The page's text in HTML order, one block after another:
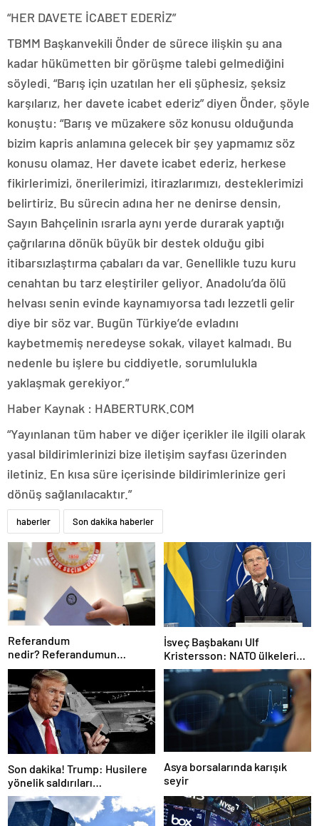
“HER DAVETE İCABET EDERİZ”
TBMM Başkanvekili Önder de sürece ilişkin şu ana
kadar hükümetten bir görüşme talebi gelmediğini
söyledi. “Barış için uzatılan her eli şüphesiz, şeksiz
karşılarız, her davete icabet ederiz” diyen Önder, şöyle
konuştu: “Barış ve müzakere söz konusu olduğunda
bizim kapris anlamına gelecek bir şey yapmamız söz
konusu olamaz. Her davete icabet ederiz, herkese
fikirlerimizi, önerilerimizi, itirazlarımızı, desteklerimizi
belirtiriz. Bu sürecin adına her ne denirse densin,
Sayın Bahçelinin ısrarla aynı yerde durarak yaptığı
çağrılarına dönük büyük bir destek olduğu gibi
itibarsızlaştırma çabaları da var. Genellikle tuzu kuru
cenahtan bu tarz eleştiriler geliyor. Anadolu’da ölü
helvası senin evinde kaynamıyorsa tadı lezzetli gelir
diye bir söz var. Bugün Türkiye’de evladını
kaybetmemiş neredeyse sokak, vilayet kalmadı. Bu
nedenle bu işlere bu ciddiyetle, sorumlulukla
yaklaşmak gerekiyor.”
Haber Kaynak : HABERTURK.COM
“Yayınlanan tüm haber ve diğer içerikler ile ilgili olarak
yasal bildirimlerinizi bize iletişim sayfası üzerinden
iletiniz. En kısa süre içerisinde bildirimlerinize geri
dönüş sağlanılacaktır.”
haberler Son dakika haberler
Referandum
nedir? Referandumun
yapılma nedenleri
İsveç Başbakanı Ulf
Kristersson: NATO ülkeleri
savunma harcamalarını
artıracak
Son dakika! Trump: Husilere
yönelik saldırıları
durduruyoruz
Asya borsalarında karışık
seyir